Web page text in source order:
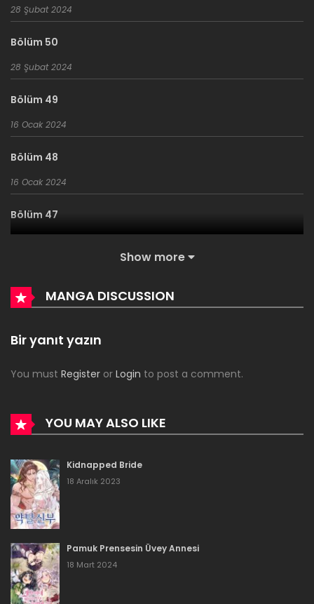
durumudur.
28 Şubat 2024
Bölüm 50
28 Şubat 2024
Bölüm 49
16 Ocak 2024
Bölüm 48
16 Ocak 2024
Bölüm 47
9 Ocak 2024
16 Aralık 2023
16 Aralık 2023
Bölüm 42
16 Aralık 2023
Bölüm 41
16 Aralık 2023
Show more
MANGA DISCUSSION
Bir yanıt yazın
You must Register or Login to post a comment.
YOU MAY ALSO LIKE
Kidnapped Bride
18 Aralık 2023
Pamuk Prensesin Üvey Annesi
18 Mart 2024